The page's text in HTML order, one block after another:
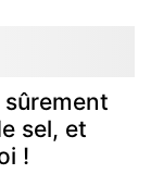
sel, et
!